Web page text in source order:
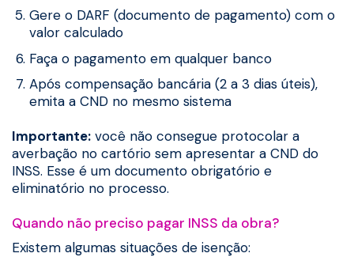
Gere o DARF (documento de pagamento) com o
valor calculado
Faça o pagamento em qualquer banco
Após compensação bancária (2 a 3 dias úteis),
emita a CND no mesmo sistema
Importante: você não consegue protocolar a
averbação no cartório sem apresentar a CND do
INSS. Esse é um documento obrigatório e
eliminatório no processo.
Quando não preciso pagar INSS da obra?
Existem algumas situações de isenção: